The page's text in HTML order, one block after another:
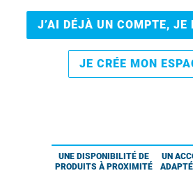
J’AI DÉJÀ UN COMPTE, JE
JE CRÉE MON
UNE DISPONIBILITÉ DE
PRODUITS À PROXIMITÉ
UN